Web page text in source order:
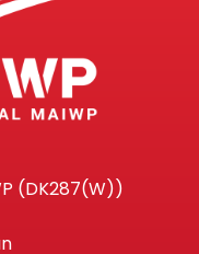
(DK287(W))